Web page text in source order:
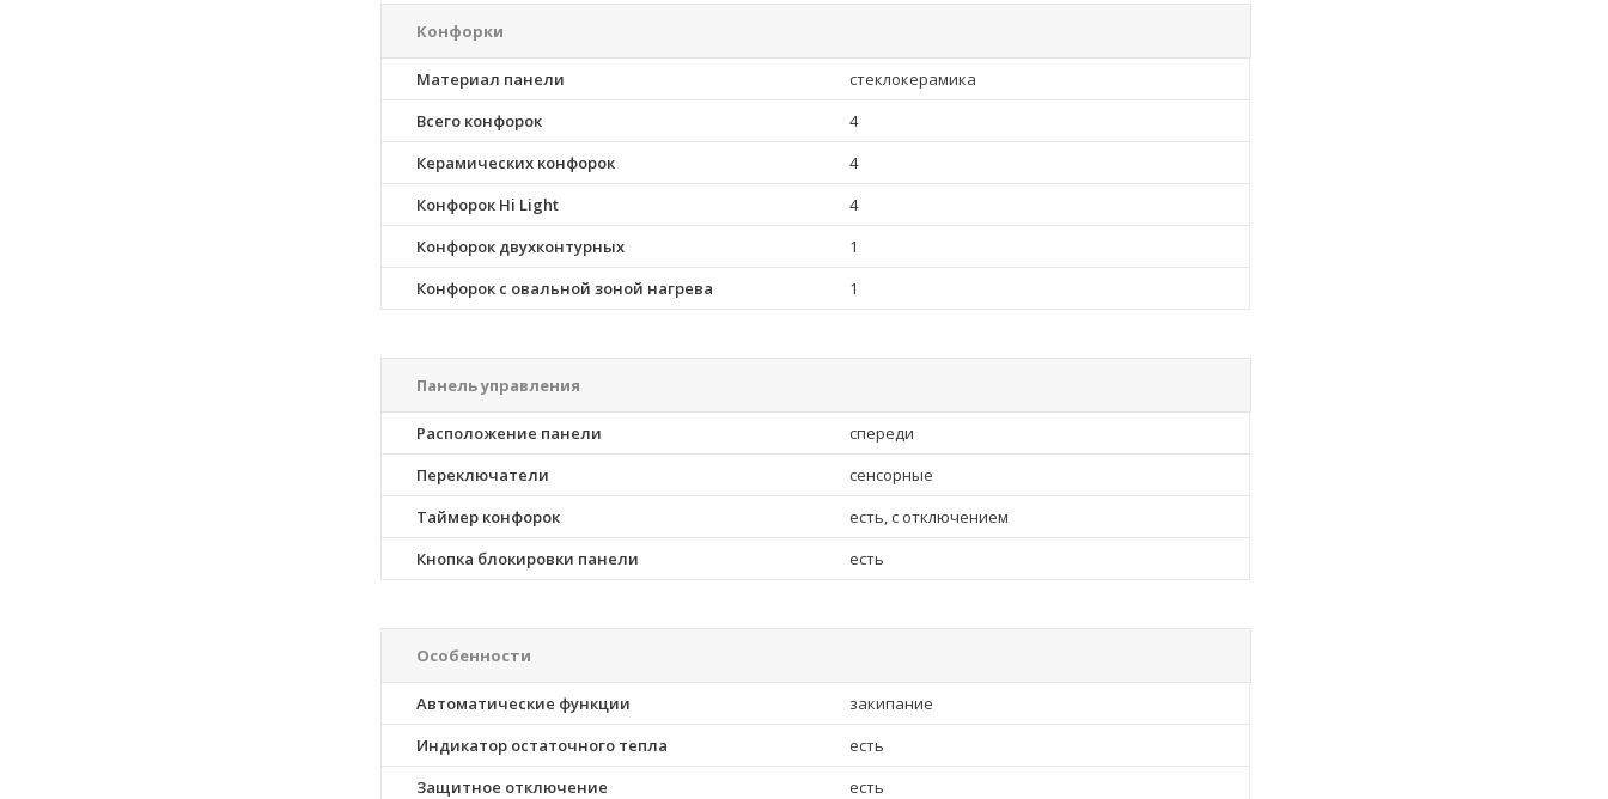
Конфорки
Материал панели
стеклокерамика
Всего конфорок
4
Керамических конфорок
4
Конфорок Hi Light
4
Конфорок двухконтурных
1
Конфорок с овальной зоной нагрева
1
Панель управления
Расположение панели
спереди
Переключатели
сенсорные
Таймер конфорок
есть, с отключением
Кнопка блокировки панели
есть
Особенности
Автоматические функции
закипание
Индикатор остаточного тепла
есть
Защитное отключение
есть